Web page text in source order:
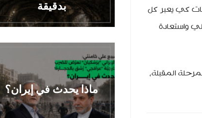
كي يعبر كل
واستعادة
المقبلة،
بدقيقة
ماذا يحدث في إيران؟